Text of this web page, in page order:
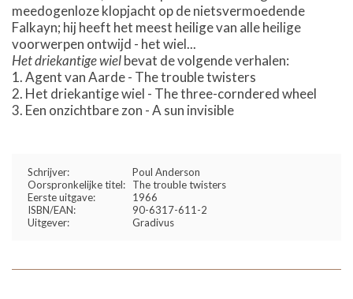
meedogenloze klopjacht op de nietsvermoedende
Falkayn; hij heeft het meest heilige van alle heilige
voorwerpen ontwijd - het wiel...
Het driekantige wielbevat de volgende verhalen:
Agent van Aarde - The trouble twisters
Het driekantige wiel - The three-corndered wheel
Een onzichtbare zon - A sun invisible
Schrijver:
Poul Anderson
Oorspronkelijke titel:
The trouble twisters
Eerste uitgave:
1966
ISBN/EAN:
90-6317-611-2
Uitgever:
Gradivus